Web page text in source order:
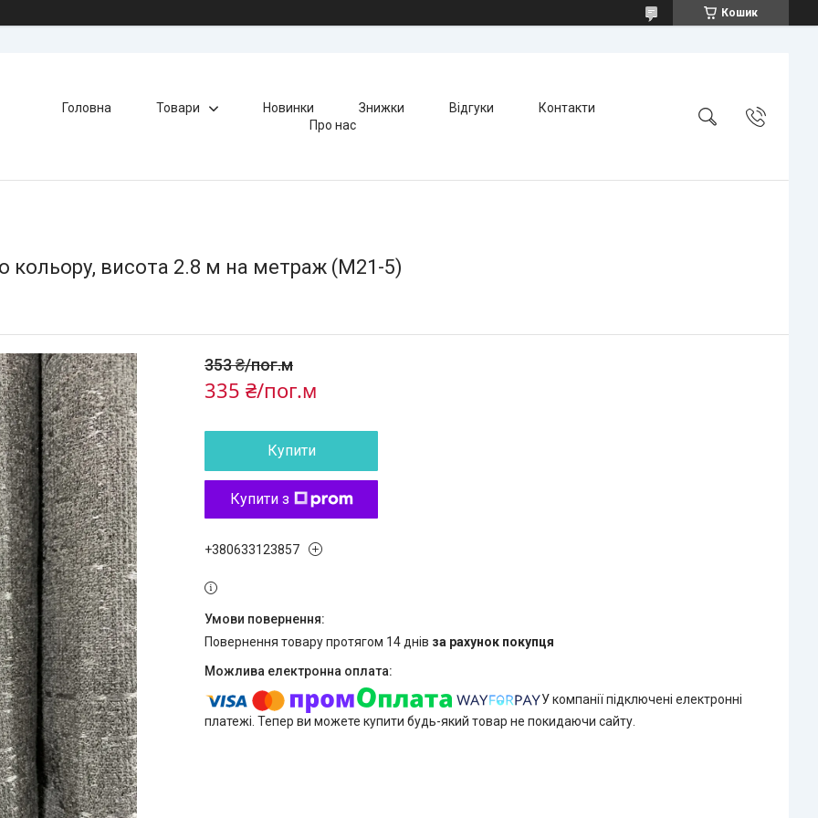
Кошик
Головна Товари Новинки Знижки Відгуки
Контакти
Про нас
висота 2.8 м на метраж (M21-5)
353 ₴/пог.м
335 ₴/пог.м
Купити
Купити з
+380633123857
повернення товару протягом 14 днів за рахунок покупця
У компанії підключені електронні
платежі. Тепер ви можете купити будь-який товар не покидаючи сайту.